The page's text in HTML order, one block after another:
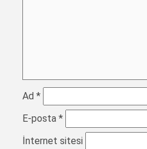
Ad *
E-posta *
İnternet sitesi